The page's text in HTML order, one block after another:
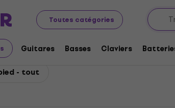
Toutes catégories
Guitares Basses Claviers
Amplis guitares Pédaliers pour amplis guitares
de pied
- tout